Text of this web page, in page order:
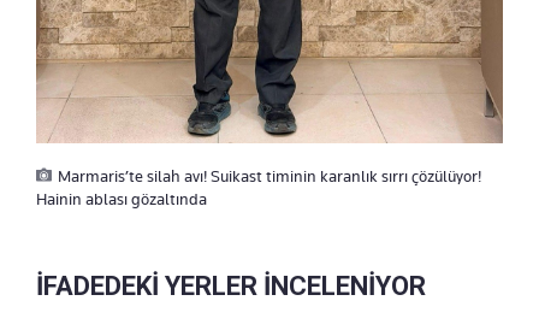
Marmaris’te silah avı! Suikast timinin karanlık sırrı çözülüyor!
Hainin ablası gözaltında
İFADEDEKİ YERLER İNCELENİYOR